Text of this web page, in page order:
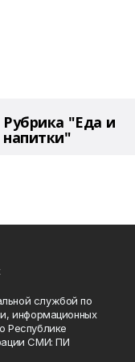
Рубрика "Еда и
напитки"
службой по
информационных
Республике
СМИ: ПИ